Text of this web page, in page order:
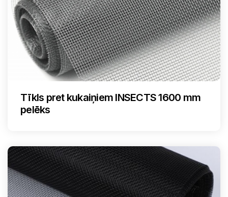
Tīkls pret kukaiņiem INSECTS 1600 mm
pelēks